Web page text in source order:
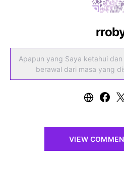
Apapun yang Saya ketahui
berawal dari masa yang
VIEW